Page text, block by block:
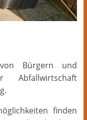
Bürgern und
finden